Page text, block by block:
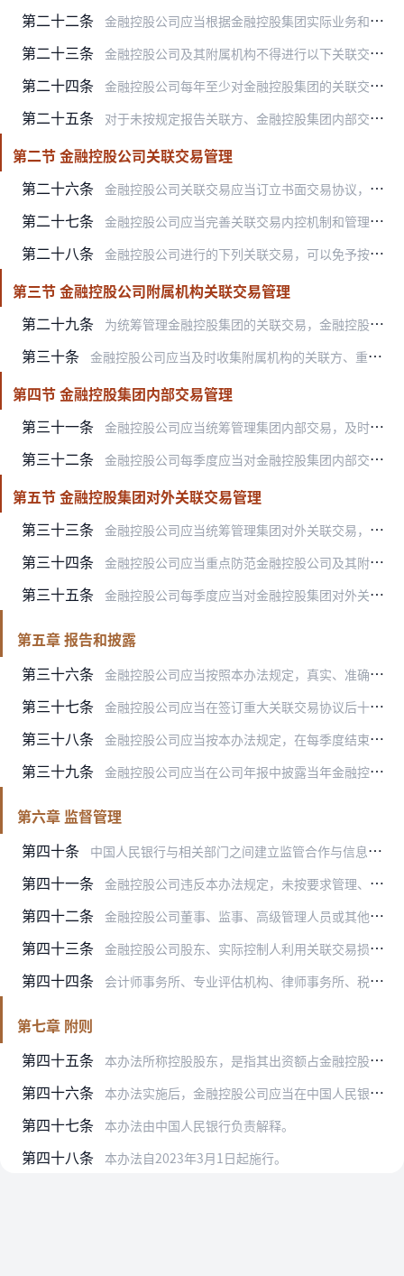
第二十二条 金融控股公司应当根据金融控股集团实际业务和风险状况，控制关联交易的数量和规模，按照交易类型、单一关联方、全部关联方等不同分类，审慎设置关键业务领域关联交易量化限…
第二十三条 金融控股公司及其附属机构不得进行以下关联交易：
第二十四条 金融控股公司每年至少对金融控股集团的关联交易进行一次专项审计，并将审计结果报董事会和监事会。金融控股公司不得聘用关联方控制的会计师事务所、专业评估机构、律师事务…
第二十五条 对于未按规定报告关联方、金融控股集团内部交易和对外关联交易，以及违规开展关联交易等情形，金融控股公司应当按照内部问责制度对相关人员进行问责。
第二节 金融控股公司关联交易管理
第二十六条
金融控股公司关联交易应当订立书面交易协议，按照商业合理原则，以不优于对非关联方同类交易的条件进行。关联交易协议安排应具有真实商业背景，结构清晰，避免多层嵌套。
第二十七条 金融控股公司应当完善关联交易内控机制和管理流程，关键环节的审查意见以及关联交易管理委员会、董事会等会议决议、记录应当清晰可查。
第二十八条 金融控股公司进行的下列关联交易，可以免予按照关联交易的方式进行审议和披露，但在统计关联交易金额与比例时应当合并计算：
第三节 金融控股公司附属机构关联交易管理
第二十九条
为统筹管理金融控股集团的关联交易，金融控股公司应当充分了解附属机构所在行业以及上市公司的关联交易管理要求，督促附属机构满足有关规定。金融控股公司应当指导和督促未…
第三十条 金融控股公司应当及时收集附属机构的关联方、重大关联交易、季度关联交易情况等信息，按照交易金额、交易频率、交易时间等因素对附属机构以及附属机构关联方的重要性进行排…
第四节 金融控股集团内部交易管理
第三十一条
金融控股公司应当统筹管理集团内部交易，及时对金融控股集团内部交易及其风险敞口进行收集汇总、监测分析和评估预警，重点关注金融控股集团内部交易的合理性和公允性，提高…
第三十二条 金融控股公司每季度应当对金融控股集团内部交易进行分析评估，包括但不限于：
第五节 金融控股集团对外关联交易管理
第三十三条
金融控股公司应当统筹管理集团对外关联交易，及时对金融控股集团对外关联交易及其风险敞口进行收集汇总、监测分析和评估预警，重点关注金融控股集团对外关联交易的合规性和…
第三十四条 金融控股公司应当重点防范金融控股公司及其附属机构向金融控股公司的控股股东、实际控制人及其关联方进行利益输送的风险。
第三十五条 金融控股公司每季度应当对金融控股集团对外关联交易进行分析评估，包括但不限于：
第五章 报告和披露
第三十六条
金融控股公司应当按照本办法规定，真实、准确、完整、及时地报告并披露金融控股公司关联交易、金融控股集团内部交易和对外关联交易信息，不得存在任何虚假记载、误导性陈述…
第三十七条 金融控股公司应当在签订重大关联交易协议后十五个工作日内逐笔向中国人民银行及其住所地分支机构报送有关情况，内容至少包括：
第三十八条 金融控股公司应当按本办法规定，在每季度结束后四十日内向中国人民银行及其住所地分支机构报送关联交易整体情况，包括金融控股公司关联交易、金融控股集团内部交易和对外关…
第三十九条 金融控股公司应当在公司年报中披露当年金融控股公司关联交易的总体情况。金融控股公司应当在签订关联交易协议后十五个工作日内在公司网站逐笔披露本办法第三十七条规定须逐…
第六章 监督管理
第四十条
中国人民银行与相关部门之间建立监管合作与信息共享机制，加强金融控股公司及其附属机构的关联交易监管，及时共享相关关联方及关联交易信息，在必要时依据职责分工采取相应…
第四十一条 金融控股公司违反本办法规定，未按要求管理、报告、披露关联交易相关信息，或者违规开展关联交易的，中国人民银行应当要求其限期改正。
第四十二条 金融控股公司董事、监事、高级管理人员或其他相关人员违反本办法规定的，中国人民银行可以要求其限期改正；逾期未改正的，中国人民银行可以采取记入履职记录、要求金融控股…
第四十三条 金融控股公司股东、实际控制人利用关联交易损害金融控股公司利益的，中国人民银行可以要求其限期改正；对逾期未改正的，可以要求金融控股公司采取限制该股东的权利或者要求…
第四十四条 会计师事务所、专业评估机构、律师事务所、税务师事务所等服务机构违反诚信及勤勉尽责原则，出具文件存在虚假记载、误导性陈述或重大遗漏的，中国人民银行可以将发现的线索…
第七章 附则
第四十五条
本办法所称控股股东，是指其出资额占金融控股公司资本总额50%以上或其持有的股份占金融控股公司股本总额50%以上的股东；出资额或持有股份的比例虽不足50%，但依其…
第四十六条 本办法实施后，金融控股公司应当在中国人民银行认可的期限内完善各项制度和治理架构，稳妥有序落实本办法有关要求，确保过渡期满关联交易管理合规。
第四十七条 本办法由中国人民银行负责解释。
第四十八条 本办法自2023年3月1日起施行。